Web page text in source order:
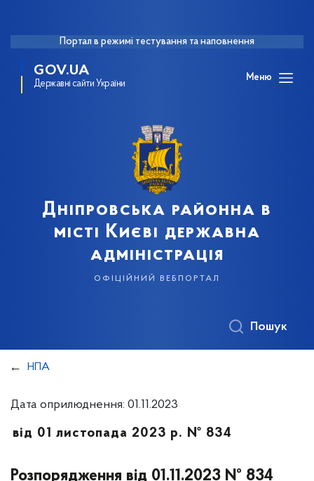
Портал в режимі тестування та наповнення
GOV.UA
Державні сайти України
Меню
Дніпровська районна в
місті Києві державна
адміністрація
офіційний вебпортал
Пошук
НПА
Дата оприлюднення: 01.11.2023
від 01 листопада 2023 р. № 834
Розпорядження від 01.11.2023 № 834